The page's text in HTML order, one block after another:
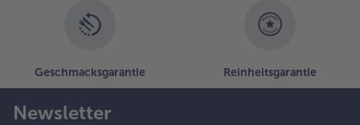
Geschmacksgarantie Reinheitsgarantie
Newsletter